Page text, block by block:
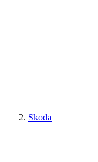
Skoda